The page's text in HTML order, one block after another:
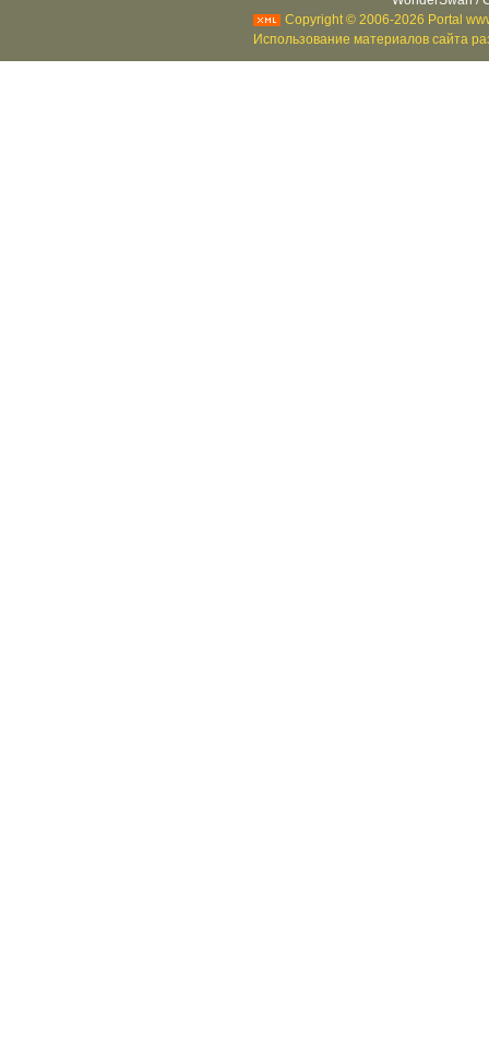
Copyright © 2006-2026 Portal
Использование материалов сайта